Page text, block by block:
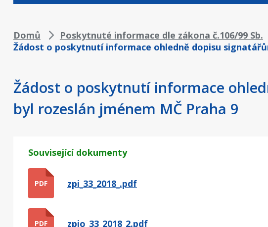
Drobečková
navigace
Domů Poskytnuté informace dle zákona č.106/99 Sb.
Žádost o poskytnutí informace ohledně dopisu
Žádost o poskytnutí informace
byl rozeslán jménem MČ Praha 9
Související dokumenty
PDF zpi_33_2018_.pdf
PDF zpio_33_2018_2.pdf